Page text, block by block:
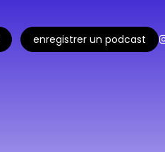
enregistrer un podcast